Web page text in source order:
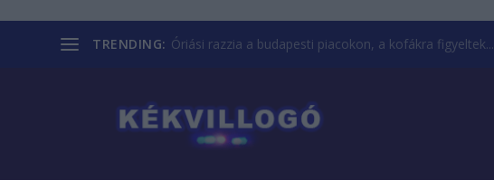
TRENDING: Óriási razzia a budapesti piacokon, a kofákra figyeltek...